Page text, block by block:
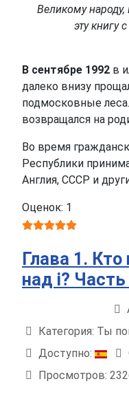
Великому
эту книгу
В сентябре 1992 в
далеко внизу
подмосковные
возвращался на
Во время
Республики
Англия, СССР и
Оценок: 1
Глава 1.
над i? Часть
Информация о
Категория: Ты
Доступно:
Просмотров: